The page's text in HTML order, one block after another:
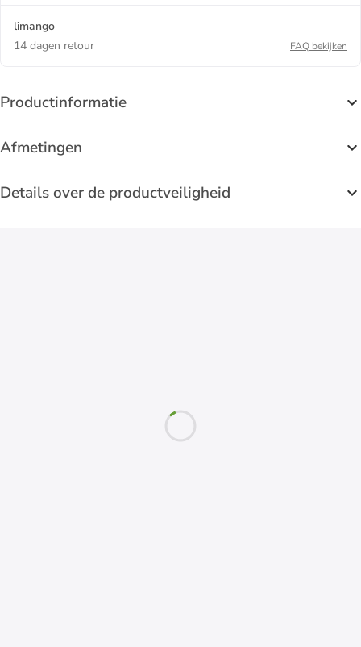
limango
14 dagen retour
FAQ bekijken
Productinformatie
Afmetingen
Details over de productveiligheid